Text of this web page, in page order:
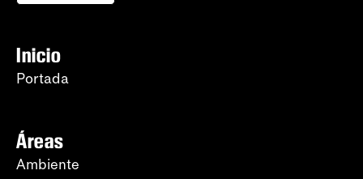
Inicio
Portada
Áreas
Ambiente